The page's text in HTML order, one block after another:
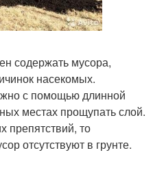
содержать мусора,
насекомых.
с помощью длинной
местах прощупать слой.
препятствий, то
отсутствуют в грунте.